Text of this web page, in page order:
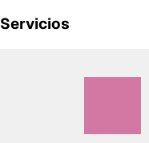
Servicios